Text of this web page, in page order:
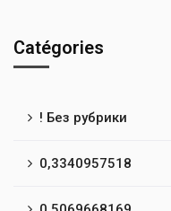
Catégories
! Без рубрики
0,3340957518